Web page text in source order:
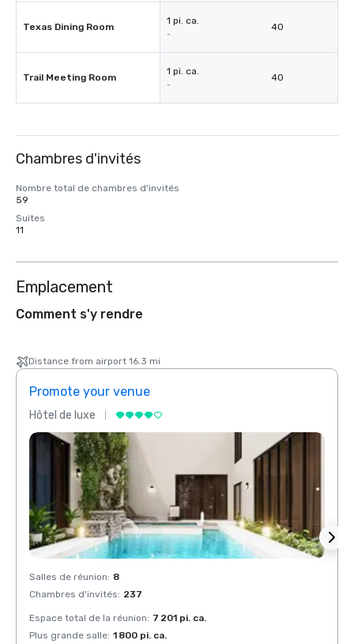
Texas Dining Room
1 pi. ca.
-
40
Trail Meeting Room
1 pi. ca.
-
40
Chambres d'invités
Nombre total de chambres d'invités
59
Suites
11
Emplacement
Comment s'y rendre
Distance from airport 16.3 mi
Promote your venue
Hôtel de luxe
Salles de réunion: 8
Chambres d'invités: 237
Espace total de la réunion: 7 201 pi. ca.
Plus grande salle: 1 800 pi. ca.